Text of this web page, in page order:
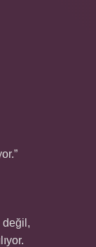
değil,